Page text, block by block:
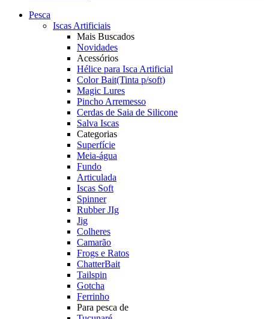
Pesca
Iscas Artificiais
Mais Buscados
Novidades
Acessórios
Hélice para Isca Artificial
Color Bait(Tinta p/soft)
Magic Lures
Pincho Arremesso
Cerdas de Saia de Silicone
Salva Iscas
Categorias
Superfície
Meia-água
Fundo
Articulada
Iscas Soft
Spinner
Rubber JIg
Jig
Colheres
Camarão
Frogs e Ratos
ChatterBait
Tailspin
Gotcha
Ferrinho
Para pesca de